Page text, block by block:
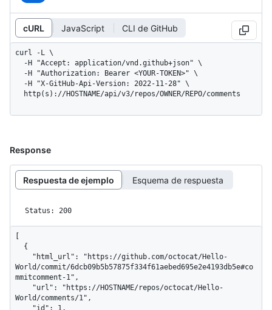
cURL JavaScript CLI de GitHub
curl -L \
  http(s)://HOSTNAME/api/v3/repos/OWNER/REPO/comments
Response
Respuesta de ejemplo Esquema de respuesta
Status: 200
World/commit/6dcb09b5b57875f334f61aebed695e2e4193db5e#co
mmitcomment-1",
World/comments/1",